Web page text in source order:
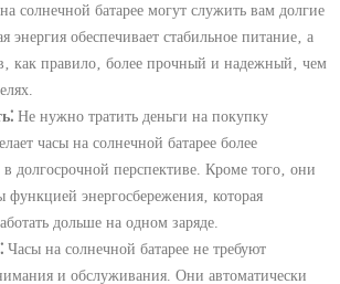
солнечной батарее могут служить вам долгие
энергия обеспечивает стабильное питание‚ а
как правило‚ более прочный и надежный‚ чем
Не нужно тратить деньги на покупку
часы на солнечной батарее более
долгосрочной перспективе. Кроме того‚ они
функцией энергосбережения‚ которая
дольше на одном заряде.
Часы на солнечной батарее не требуют
и обслуживания. Они автоматически